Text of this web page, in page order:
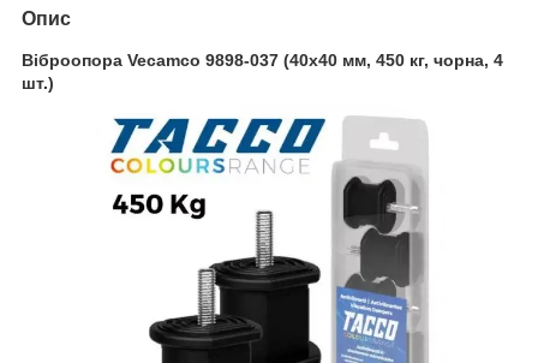
Опис
Віброопора Vecamco 9898-037 (40х40 мм, 450 кг, чорна, 4
шт.)